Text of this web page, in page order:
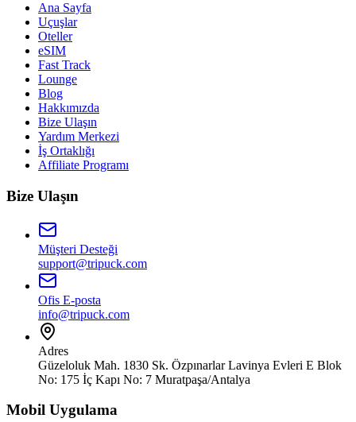
Ana Sayfa
Uçuşlar
Oteller
eSIM
Fast Track
Lounge
Blog
Hakkımızda
Bize Ulaşın
Yardım Merkezi
İş Ortaklığı
Affiliate Programı
Bize Ulaşın
Müşteri Desteği
support@tripuck.com
Ofis E-posta
info@tripuck.com
Adres
Güzeloluk Mah. 1830 Sk. Özpınarlar Lavinya Evleri E Blok
No: 175 İç Kapı No: 7 Muratpaşa/Antalya
Mobil Uygulama